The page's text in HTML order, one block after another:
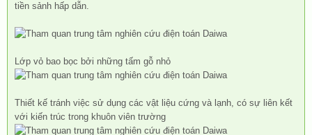
tiền sảnh hấp dẫn.
Lớp vỏ bao bọc bởi những tấm gỗ nhỏ
Thiết kế tránh việc sử dụng các vật liệu cứng và lạnh, có sự liên kết
với kiến trúc trong khuôn viên trường